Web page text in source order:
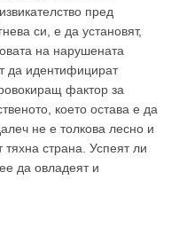
пред
си, е да установят,
на нарушената
да идентифицират
фактор за
което остава е да
не е толкова лесно и
страна. Успеят ли
да овладеят и